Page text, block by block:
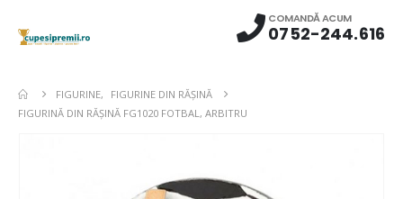
COMANDĂ ACUM
0752-244.616
FIGURINE,
FIGURINE DIN RĂŞINĂ
FIGURINĂ DIN RĂȘINĂ FG1020 FOTBAL, ARBITRU